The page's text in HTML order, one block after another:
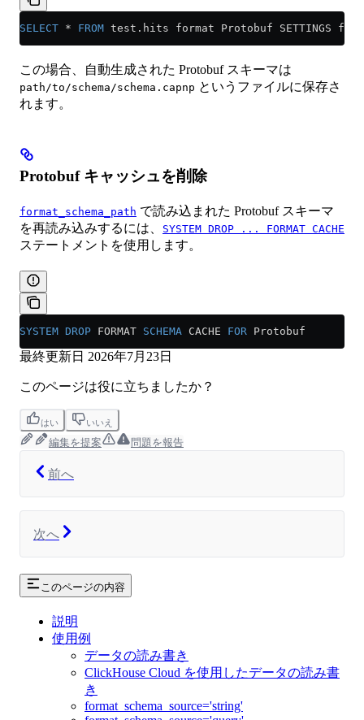
SELECT * FROM test . hits format Protobuf SETTINGS
この場合、自動生成された Protobuf スキーマは
path/to/schema/schema.capnp というファイルに保存さ
れます。
Protobuf キャッシュを削除
format_schema_path で読み込まれた Protobuf スキーマ
を再読み込みするには、
SYSTEM DROP ... FORMAT CACHE
ステートメントを使用します。
SYSTEM DROP FORMAT SCHEMA CACHE FOR Protobuf
最終更新日 2026年7月23日
このページは役に立ちましたか？
はい いいえ
編集を提案 問題を報告
前へ
次へ
このページの内容
説明
使用例
データの読み書き
ClickHouse Cloud を使用したデータの読み書
き
format_schema_source='string'